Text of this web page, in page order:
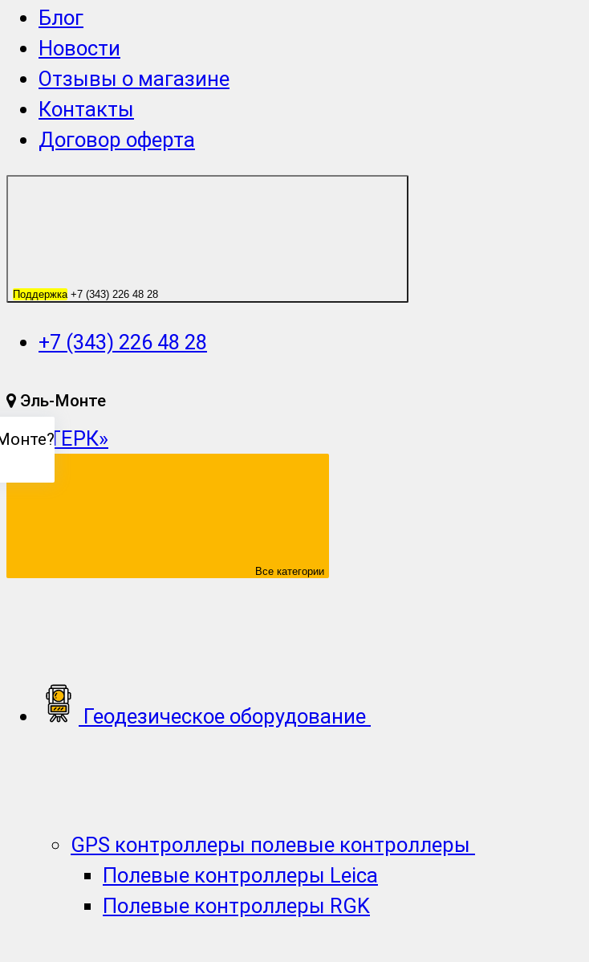
Блог
Новости
Отзывы о магазине
Контакты
Договор оферта
Поддержка+7 (343) 226 48 28
+7 (343) 226 48 28
Эль-Монте
?
Все категории
Геодезическое оборудование
GPS контроллеры полевые контроллеры
Полевые контроллеры Leica
Полевые контроллеры RGK